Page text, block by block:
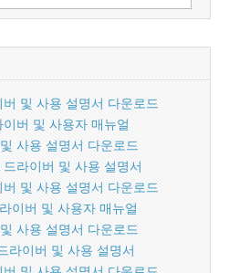
및 사용 설명서 다운로드
버 및 사용자 매뉴얼
사용 설명서 다운로드
라이버 및 사용 설명서
및 사용 설명서 다운로드
이버 및 사용자 매뉴얼
사용 설명서 다운로드
라이버 및 사용 설명서